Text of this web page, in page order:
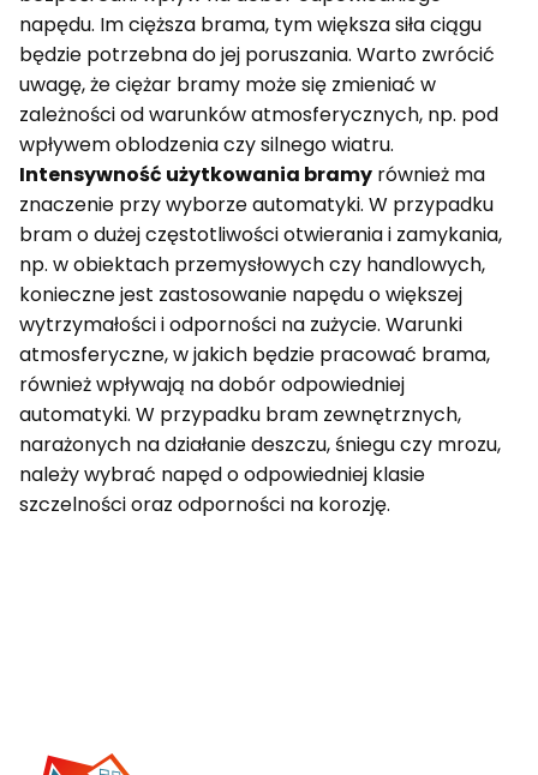
napędu. Im cięższa brama, tym większa siła ciągu
będzie potrzebna do jej poruszania. Warto zwrócić
uwagę, że ciężar bramy może się zmieniać w
zależności od warunków atmosferycznych, np. pod
wpływem oblodzenia czy silnego wiatru.
Intensywność użytkowania bramy również ma
znaczenie przy wyborze automatyki. W przypadku
bram o dużej częstotliwości otwierania i zamykania,
np. w obiektach przemysłowych czy handlowych,
konieczne jest zastosowanie napędu o większej
wytrzymałości i odporności na zużycie. Warunki
atmosferyczne, w jakich będzie pracować brama,
również wpływają na dobór odpowiedniej
automatyki. W przypadku bram zewnętrznych,
narażonych na działanie deszczu, śniegu czy mrozu,
należy wybrać napęd o odpowiedniej klasie
szczelności oraz odporności na korozję.